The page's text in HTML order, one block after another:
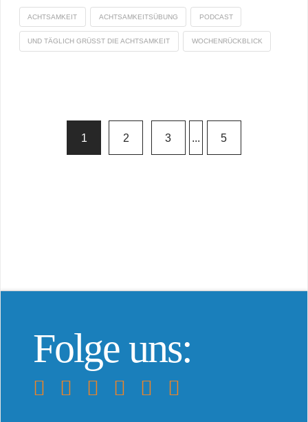
ACHTSAMKEIT ACHTSAMKEITSÜBUNG PODCAST
UND TÄGLICH GRÜSST DIE ACHTSAMKEIT WOCHENRÜCKBLICK
1 2 3 ... 5
Folge uns: